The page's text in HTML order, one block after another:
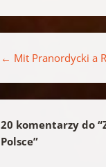
← Mit Pranordycki a
20 komentarzy do “
Polsce”